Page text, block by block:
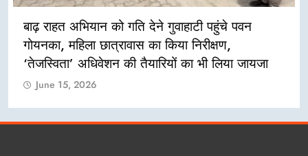
बाढ़ राहत अभियान को गति देने गुवाहाटी पहुंचे पवन
गोयनका, महिला छात्रावास का किया निरीक्षण,
‘तेजस्विता’ अधिवेशन की तैयारियों का भी लिया जायजा
June 15, 2026